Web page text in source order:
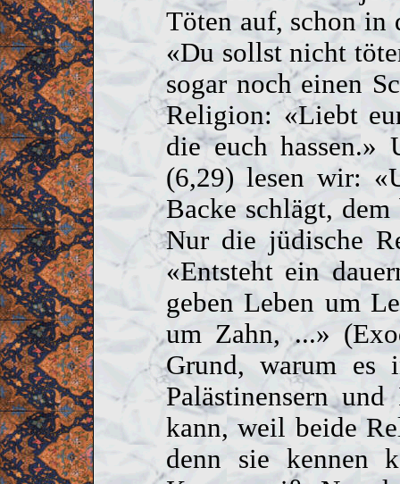
Töten auf, schon in
«Du sollst nicht
sogar noch einen
Religion: «Liebt
die euch hassen.»
(6,29) lesen wir:
Backe schlägt,
Nur die jüdische
«Entsteht ein
geben Leben um
um Zahn, ...»
Grund, warum es
Palästinensern
kann, weil beide
denn sie kennen